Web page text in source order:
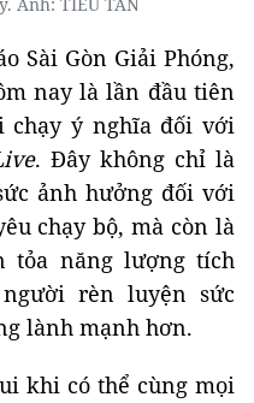
Sài Gòn Giải Phóng,
nay là lần đầu tiên
chạy ý nghĩa đối với
. Đây không chỉ là
ảnh hưởng đối với
chạy bộ, mà còn là
tỏa năng lượng tích
rèn luyện sức
lành mạnh hơn.
khi có thể cùng mọi